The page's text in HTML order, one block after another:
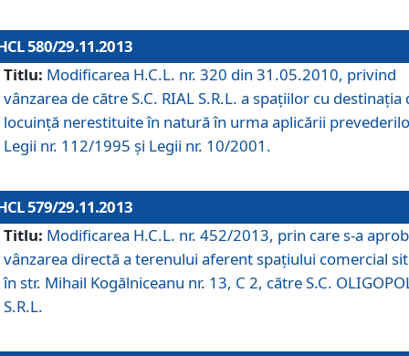
580/29.11.2013
Titlu: Modificarea H.C.L. nr. 320 din 31.05.2010, privind
vânzarea de către S.C. RIAL S.R.L. a spaţiilor cu destinaţia
locuinţă nerestituite în natură în urma aplicării
Legii nr. 112/1995 şi Legii nr. 10/2001.
579/29.11.2013
Titlu: Modificarea H.C.L. nr. 452/2013, prin care s-a
vânzarea directă a terenului aferent spaţiului comercial
în str. Mihail Kogălniceanu nr. 13, C 2, către S.C.
S.R.L.